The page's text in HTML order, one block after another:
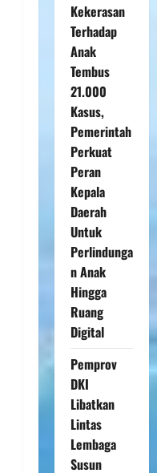
Kekerasan
Terhadap
Anak
Tembus
21.000
Kasus,
Pemerintah
Perkuat
Peran
Kepala
Daerah
Untuk
Perlindunga
n Anak
Hingga
Ruang
Digital
Pemprov
DKI
Libatkan
Lintas
Lembaga
Susun